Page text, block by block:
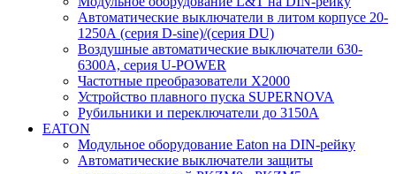
Автоматические выключатели в литом корпусе 20-
1250А (серия D-sine)/(серия DU)
Воздушные автоматические выключатели 630-
6300А, серия U-POWER
Частотные преобразователи X2000
Устройство плавного пуска SUPERNOVA
Рубильники и переключатели до 3150А
EATON
Модульное оборудование Eaton на DIN-рейку
Автоматические выключатели защиты